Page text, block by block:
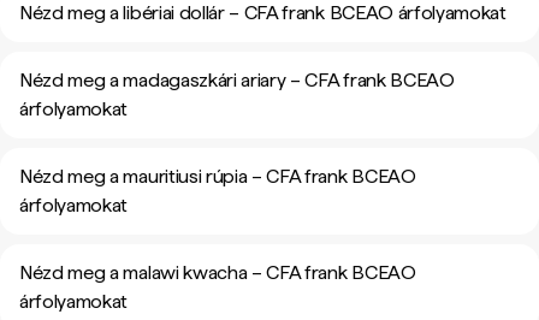
Nézd meg a libériai dollár – CFA frank BCEAO árfolyamokat
Nézd meg a madagaszkári ariary – CFA frank BCEAO
árfolyamokat
Nézd meg a mauritiusi rúpia – CFA frank BCEAO
árfolyamokat
Nézd meg a malawi kwacha – CFA frank BCEAO
árfolyamokat